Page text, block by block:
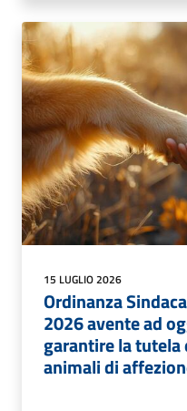
15 LUGLIO 2026
Ordinanza
2026 avente ad
garantire la tutela
animali di